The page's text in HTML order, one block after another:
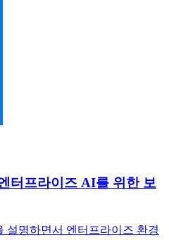
터프라이즈 AI를 위한 보
설명하면서 엔터프라이즈 환경